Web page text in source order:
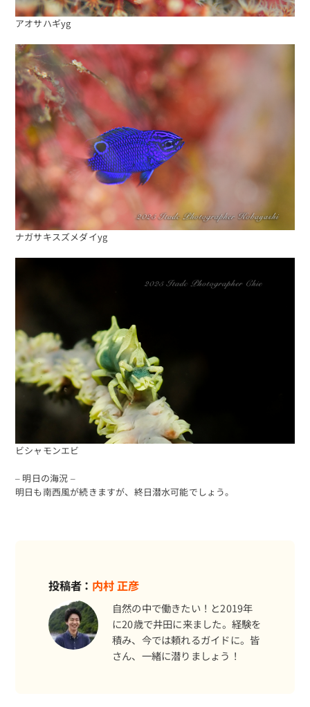
アオサハギyg
ナガサキスズメダイyg
ビシャモンエビ
– 明日の海況 –
明日も南西風が続きますが、終日潜水可能でしょう。
投稿者： 内村 正彦
自然の中で働きたい！と2019年
に20歳で井田に来ました。経験を
積み、今では頼れるガイドに。皆
さん、一緒に潜りましょう！
海況をチェック
予約する